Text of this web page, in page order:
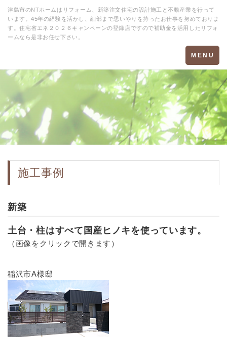
津島市のNTホームはリフォーム、新築注文住宅の設計施工と不動産業を行って
います。45年の経験を活かし、細部まで思いやりを持ったお仕事を努めておりま
す。住宅省エネ２０２６キャンペーンの登録店ですので補助金を活用したリフォ
ームなら是非お任せ下さい。
Toggle
navigation
MENU
施工事例
新築
土台・柱はすべて国産ヒノキを使っています。
（画像をクリックで開きます）
稲沢市A様邸